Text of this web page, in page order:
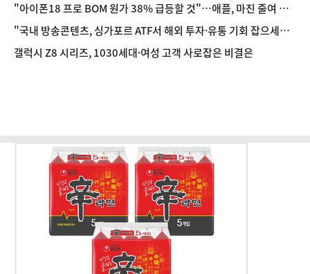
"아이폰18 프로 BOM 원가 38% 급등할 것"…애플, 마진 줄여 가
격 방어하나
"국내 방송콘텐츠, 싱가포르 ATF서 해외 투자·유통 기회 잡으세
요"
갤럭시 Z8 시리즈, 1030세대·여성 고객 사로잡은 비결은